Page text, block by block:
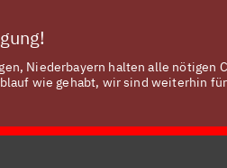
Niederbayern halten alle nötigen
wie gehabt, wir sind weiterhin